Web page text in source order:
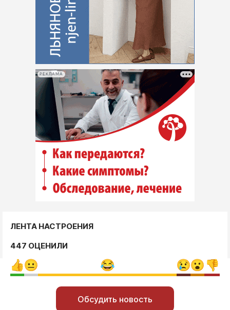
РЕКЛАМА
ЛЕНТА НАСТРОЕНИЯ
447 ОЦЕНИЛИ
Обсудить новость